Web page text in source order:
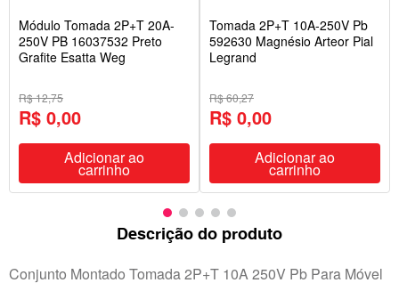
Módulo Tomada 2P+T 20A-
250V PB 16037532 Preto
Grafite Esatta Weg
R$ 12,75
R$ 0,00
Adicionar ao
carrinho
Tomada 2P+T 10A-250V Pb
592630 Magnésio Arteor Pial
Legrand
R$ 60,27
R$ 0,00
Adicionar ao
carrinho
Descrição do produto
Conjunto Montado Tomada 2P+T 10A 250V Pb Para Móvel